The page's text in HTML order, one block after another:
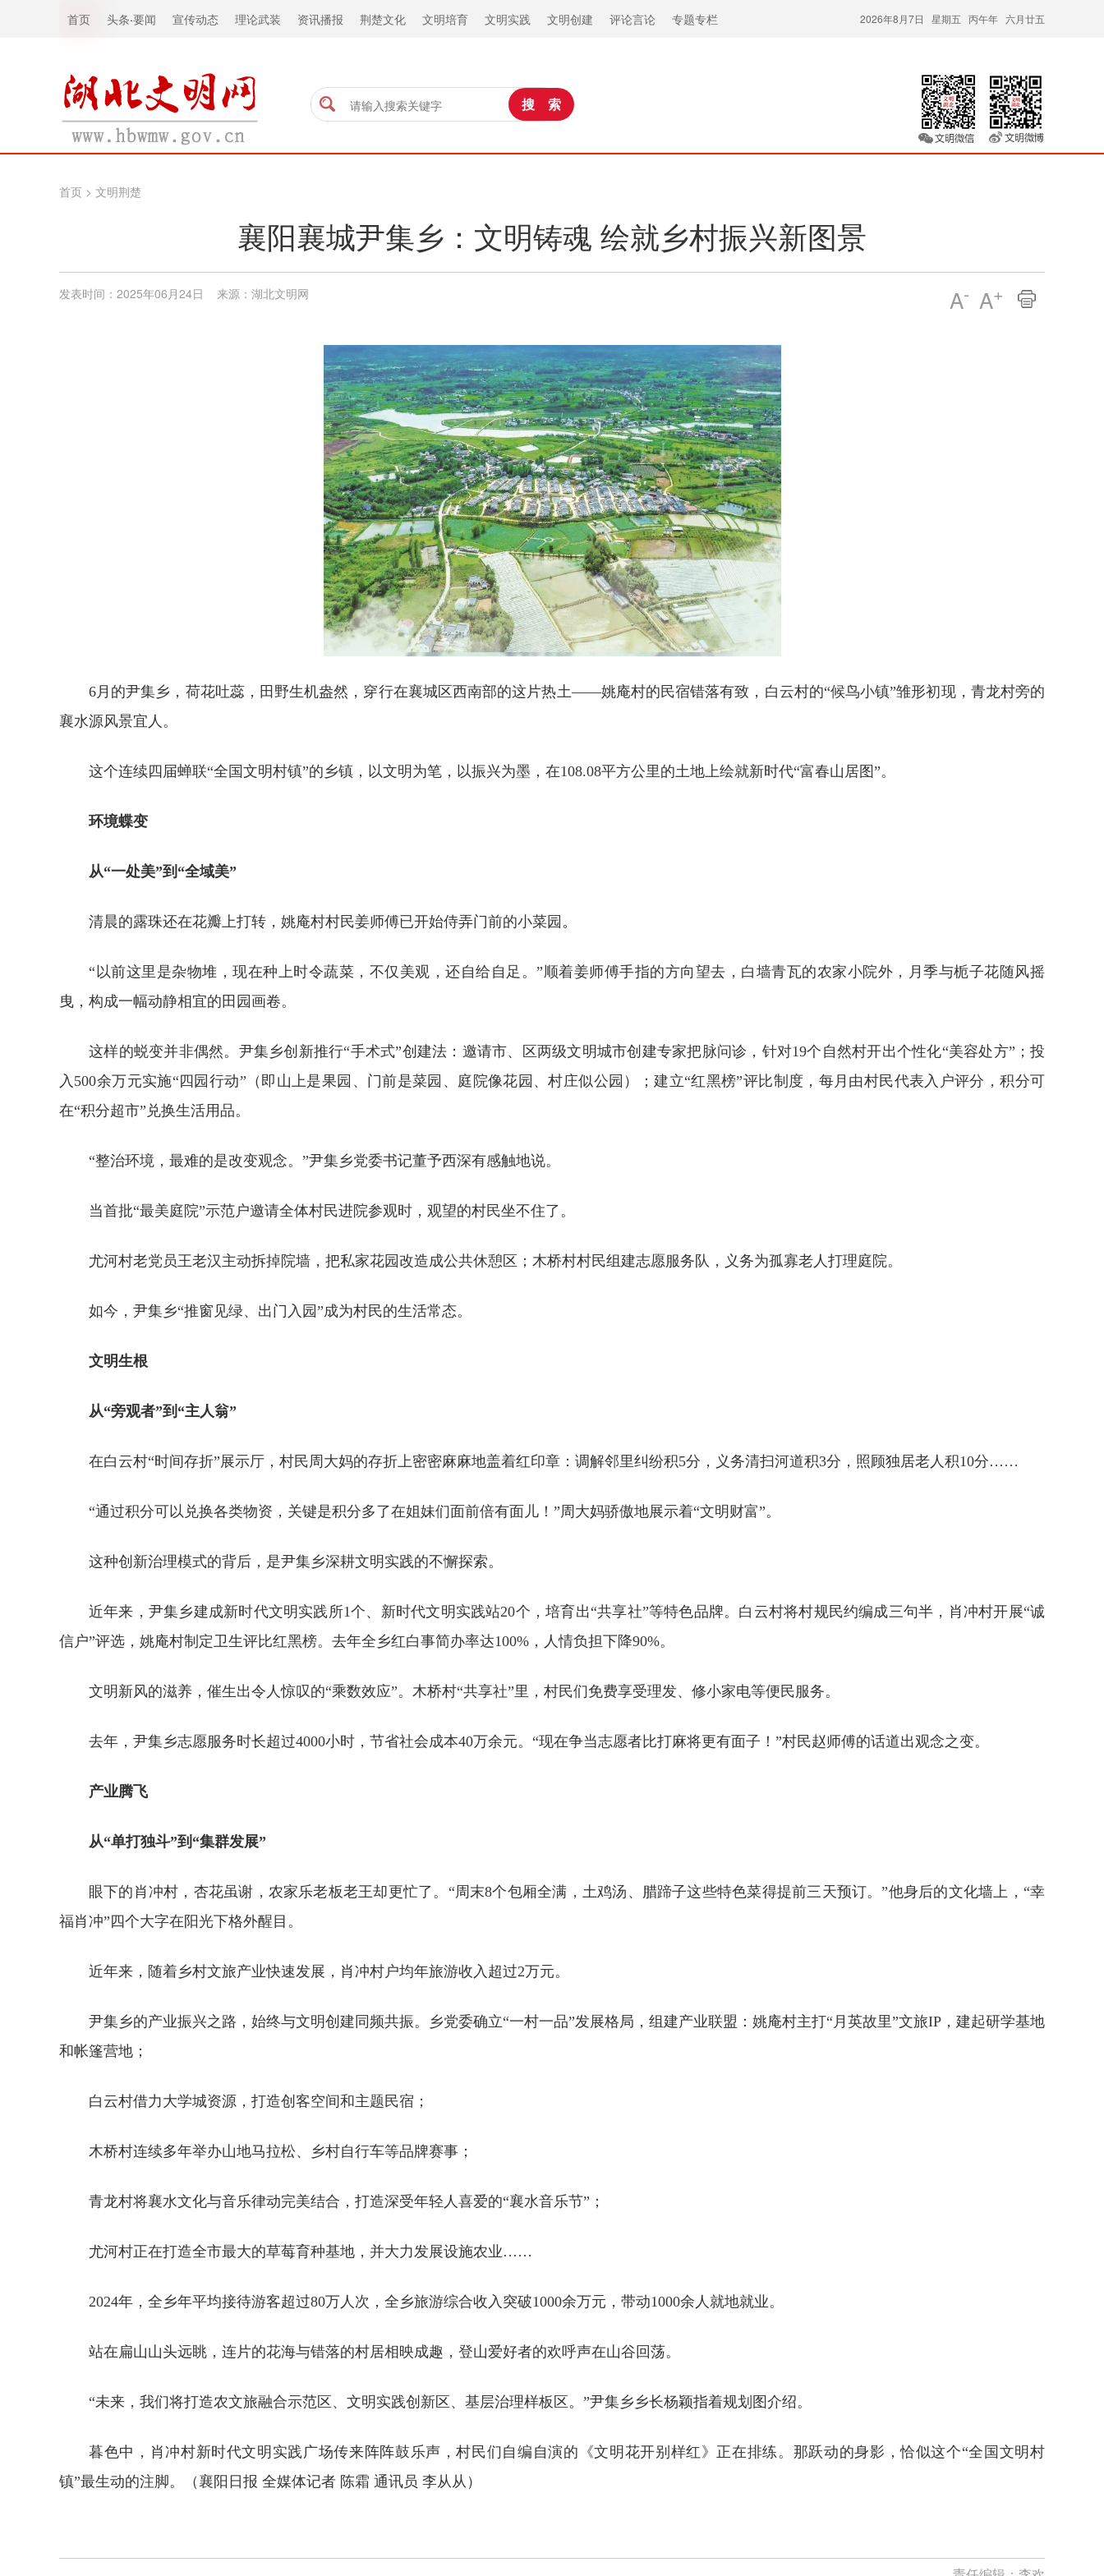
首页 头条·要闻 宣传动态 理论武装 资讯播报 荆楚文化 文明培育 文明实践 文明创建 评论言论 专题专栏 2026年8月7日 星期五 丙午年 六月廿五
首页 > 文明荆楚
襄阳襄城尹集乡：文明铸魂 绘就乡村振兴新图景
A- A+
发表时间：2025年06月24日 来源：湖北文明网
6月的尹集乡，荷花吐蕊，田野生机盎然，穿行在襄城区西南部的这片热土——姚庵村的民宿错落有致，白云村的“候鸟小镇”雏形初现，青龙村旁的
襄水源风景宜人。
这个连续四届蝉联“全国文明村镇”的乡镇，以文明为笔，以振兴为墨，在108.08平方公里的土地上绘就新时代“富春山居图”。
环境蝶变
从“一处美”到“全域美”
清晨的露珠还在花瓣上打转，姚庵村村民姜师傅已开始侍弄门前的小菜园。
“以前这里是杂物堆，现在种上时令蔬菜，不仅美观，还自给自足。”顺着姜师傅手指的方向望去，白墙青瓦的农家小院外，月季与栀子花随风摇
曳，构成一幅动静相宜的田园画卷。
这样的蜕变并非偶然。尹集乡创新推行“手术式”创建法：邀请市、区两级文明城市创建专家把脉问诊，针对19个自然村开出个性化“美容处方”；投
入500余万元实施“四园行动”（即山上是果园、门前是菜园、庭院像花园、村庄似公园）；建立“红黑榜”评比制度，每月由村民代表入户评分，积分可
在“积分超市”兑换生活用品。
“整治环境，最难的是改变观念。”尹集乡党委书记董予西深有感触地说。
当首批“最美庭院”示范户邀请全体村民进院参观时，观望的村民坐不住了。
尤河村老党员王老汉主动拆掉院墙，把私家花园改造成公共休憩区；木桥村村民组建志愿服务队，义务为孤寡老人打理庭院。
如今，尹集乡“推窗见绿、出门入园”成为村民的生活常态。
文明生根
从“旁观者”到“主人翁”
在白云村“时间存折”展示厅，村民周大妈的存折上密密麻麻地盖着红印章：调解邻里纠纷积5分，义务清扫河道积3分，照顾独居老人积10分……
“通过积分可以兑换各类物资，关键是积分多了在姐妹们面前倍有面儿！”周大妈骄傲地展示着“文明财富”。
这种创新治理模式的背后，是尹集乡深耕文明实践的不懈探索。
近年来，尹集乡建成新时代文明实践所1个、新时代文明实践站20个，培育出“共享社”等特色品牌。白云村将村规民约编成三句半，肖冲村开展“诚
信户”评选，姚庵村制定卫生评比红黑榜。去年全乡红白事简办率达100%，人情负担下降90%。
文明新风的滋养，催生出令人惊叹的“乘数效应”。木桥村“共享社”里，村民们免费享受理发、修小家电等便民服务。
去年，尹集乡志愿服务时长超过4000小时，节省社会成本40万余元。“现在争当志愿者比打麻将更有面子！”村民赵师傅的话道出观念之变。
产业腾飞
从“单打独斗”到“集群发展”
眼下的肖冲村，杏花虽谢，农家乐老板老王却更忙了。“周末8个包厢全满，土鸡汤、腊蹄子这些特色菜得提前三天预订。”他身后的文化墙上，“幸
福肖冲”四个大字在阳光下格外醒目。
近年来，随着乡村文旅产业快速发展，肖冲村户均年旅游收入超过2万元。
尹集乡的产业振兴之路，始终与文明创建同频共振。乡党委确立“一村一品”发展格局，组建产业联盟：姚庵村主打“月英故里”文旅IP，建起研学基地
和帐篷营地；
白云村借力大学城资源，打造创客空间和主题民宿；
木桥村连续多年举办山地马拉松、乡村自行车等品牌赛事；
青龙村将襄水文化与音乐律动完美结合，打造深受年轻人喜爱的“襄水音乐节”；
尤河村正在打造全市最大的草莓育种基地，并大力发展设施农业……
2024年，全乡年平均接待游客超过80万人次，全乡旅游综合收入突破1000余万元，带动1000余人就地就业。
站在扁山山头远眺，连片的花海与错落的村居相映成趣，登山爱好者的欢呼声在山谷回荡。
“未来，我们将打造农文旅融合示范区、文明实践创新区、基层治理样板区。”尹集乡乡长杨颖指着规划图介绍。
暮色中，肖冲村新时代文明实践广场传来阵阵鼓乐声，村民们自编自演的《文明花开别样红》正在排练。那跃动的身影，恰似这个“全国文明村
镇”最生动的注脚。（襄阳日报 全媒体记者 陈霜 通讯员 李从从）